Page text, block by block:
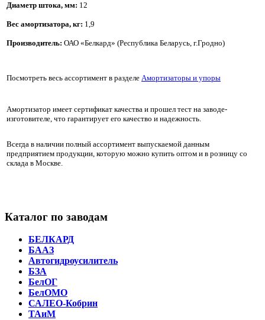
Диаметр штока, мм: 12
Вес амортизатора, кг: 1,9
Производитель: ОАО «Белкард» (Республика Беларусь, г.Гродно)
Посмотреть весь ассортимент в разделе Амортизаторы и упоры
Амортизатор имеет сертификат качества и прошел тест на заводе-
изготовителе, что гарантирует его качество и надежность.
Всегда в наличии полный ассортимент выпускаемой данным
предприятием продукции, которую можно купить оптом и в розницу со
склада в Москве.
Каталог по заводам
БЕЛКАРД
БААЗ
Автогидроусилитель
БЗА
БелОГ
БелОМО
САЛЕО-Кобрин
ТАиМ